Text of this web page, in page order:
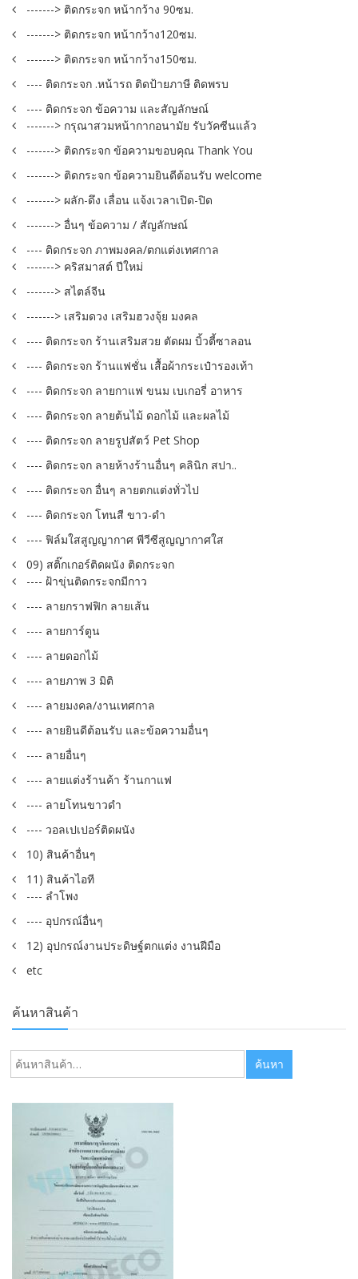
-------> ติดกระจก หน้ากว้าง 90ซม.
-------> ติดกระจก หน้ากว้าง120ซม.
-------> ติดกระจก หน้ากว้าง150ซม.
---- ติดกระจก .หน้ารถ ติดป้ายภาษี ติดพรบ
---- ติดกระจก ข้อความ และสัญลักษณ์
-------> กรุณาสวมหน้ากากอนามัย รับวัคซีนแล้ว
-------> ติดกระจก ข้อความขอบคุณ Thank You
-------> ติดกระจก ข้อความยินดีต้อนรับ welcome
-------> ผลัก-ดึง เลื่อน แจ้งเวลาเปิด-ปิด
-------> อื่นๆ ข้อความ / สัญลักษณ์
---- ติดกระจก ภาพมงคล/ตกแต่งเทศกาล
-------> คริสมาสต์ ปีใหม่
-------> สไตล์จีน
-------> เสริมดวง เสริมฮวงจุ้ย มงคล
---- ติดกระจก ร้านเสริมสวย ตัดผม บิ้วตี้ซาลอน
---- ติดกระจก ร้านแฟชั่น เสื้อผ้ากระเป๋ารองเท้า
---- ติดกระจก ลายกาแฟ ขนม เบเกอรี่ อาหาร
---- ติดกระจก ลายต้นไม้ ดอกไม้ และผลไม้
---- ติดกระจก ลายรูปสัตว์ Pet Shop
---- ติดกระจก ลายห้างร้านอื่นๆ คลินิก สปา..
---- ติดกระจก อื่นๆ ลายตกแต่งทั่วไป
---- ติดกระจก โทนสี ขาว-ดำ
---- ฟิล์มใสสูญญากาศ พีวีซีสูญญากาศใส
09) สติ๊กเกอร์ติดผนัง ติดกระจก
---- ฝ้าขุ่นติดกระจกมีกาว
---- ลายกราฟฟิก ลายเส้น
---- ลายการ์ตูน
---- ลายดอกไม้
---- ลายภาพ 3 มิติ
---- ลายมงคล/งานเทศกาล
---- ลายยินดีต้อนรับ และข้อความอื่นๆ
---- ลายอื่นๆ
---- ลายแต่งร้านค้า ร้านกาแฟ
---- ลายโทนขาวดำ
---- วอลเปเปอร์ติดผนัง
10) สินค้าอื่นๆ
11) สินค้าไอที
---- ลำโพง
---- อุปกรณ์อื่นๆ
12) อุปกรณ์งานประดิษฐ์ตกแต่ง งานฝีมือ
etc
ค้นหาสินค้า
ค้นหา: ค้นหา